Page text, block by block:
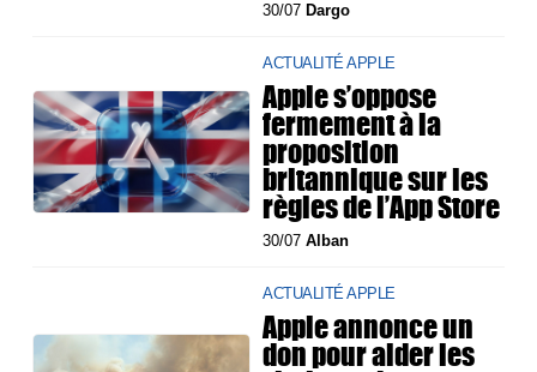
30/07 Dargo
ACTUALITÉ APPLE
Apple s’oppose
fermement à la
proposition
britannique sur les
règles de l’App Store
30/07Alban
ACTUALITÉ APPLE
Apple annonce un
don pour aider les